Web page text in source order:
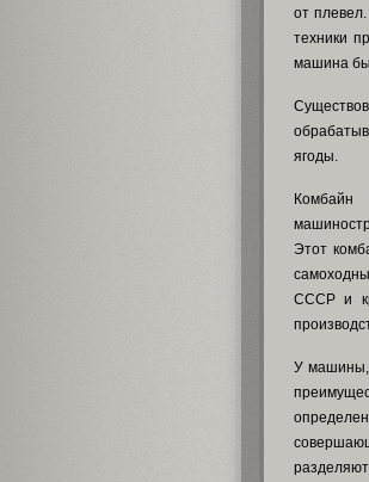
от
техники
машина
ягоды.
Этот
СССР и
У машины,